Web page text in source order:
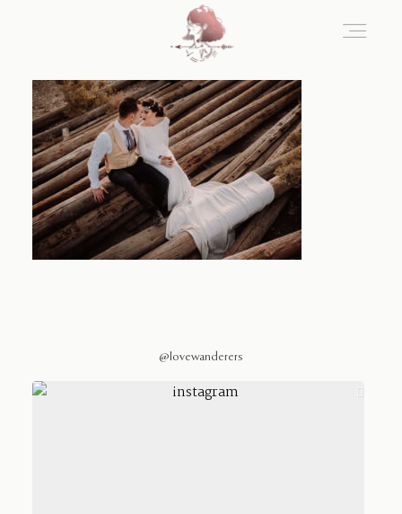
@lovewanderers
Home
Blog
Sobre Nosotros